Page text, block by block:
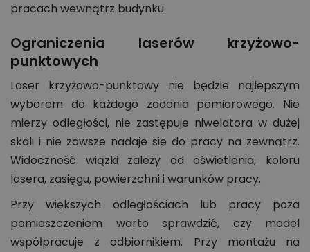
pracach wewnątrz budynku.
Ograniczenia laserów krzyżowo-
punktowych
Laser krzyżowo-punktowy nie będzie najlepszym
wyborem do każdego zadania pomiarowego. Nie
mierzy odległości, nie zastępuje niwelatora w dużej
skali i nie zawsze nadaje się do pracy na zewnątrz.
Widoczność wiązki zależy od oświetlenia, koloru
lasera, zasięgu, powierzchni i warunków pracy.
Przy większych odległościach lub pracy poza
pomieszczeniem warto sprawdzić, czy model
współpracuje z odbiornikiem. Przy montażu na